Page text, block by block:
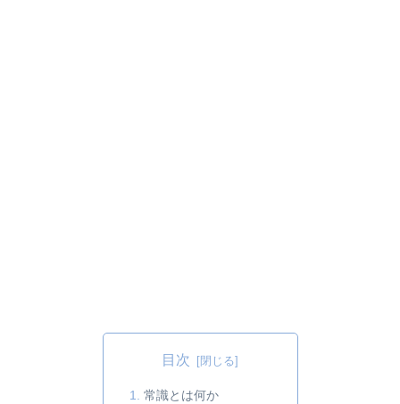
目次
常識とは何か